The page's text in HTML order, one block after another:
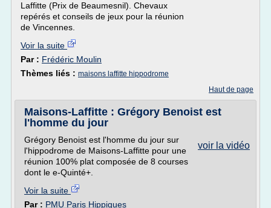
Laffitte (Prix de Beaumesnil). Chevaux
repérés et conseils de jeux pour la réunion
de Vincennes.
Voir la suite
Par : Frédéric Moulin
Thèmes liés : maisons laffitte hippodrome
Haut de page
Maisons-Laffitte : Grégory Benoist est
l'homme du jour
voir la vidéo
Grégory Benoist est l'homme du jour sur
l'hippodrome de Maisons-Laffitte pour une
réunion 100% plat composée de 8 courses
dont le e-Quinté+.
Voir la suite
Par : PMU Paris Hippiques